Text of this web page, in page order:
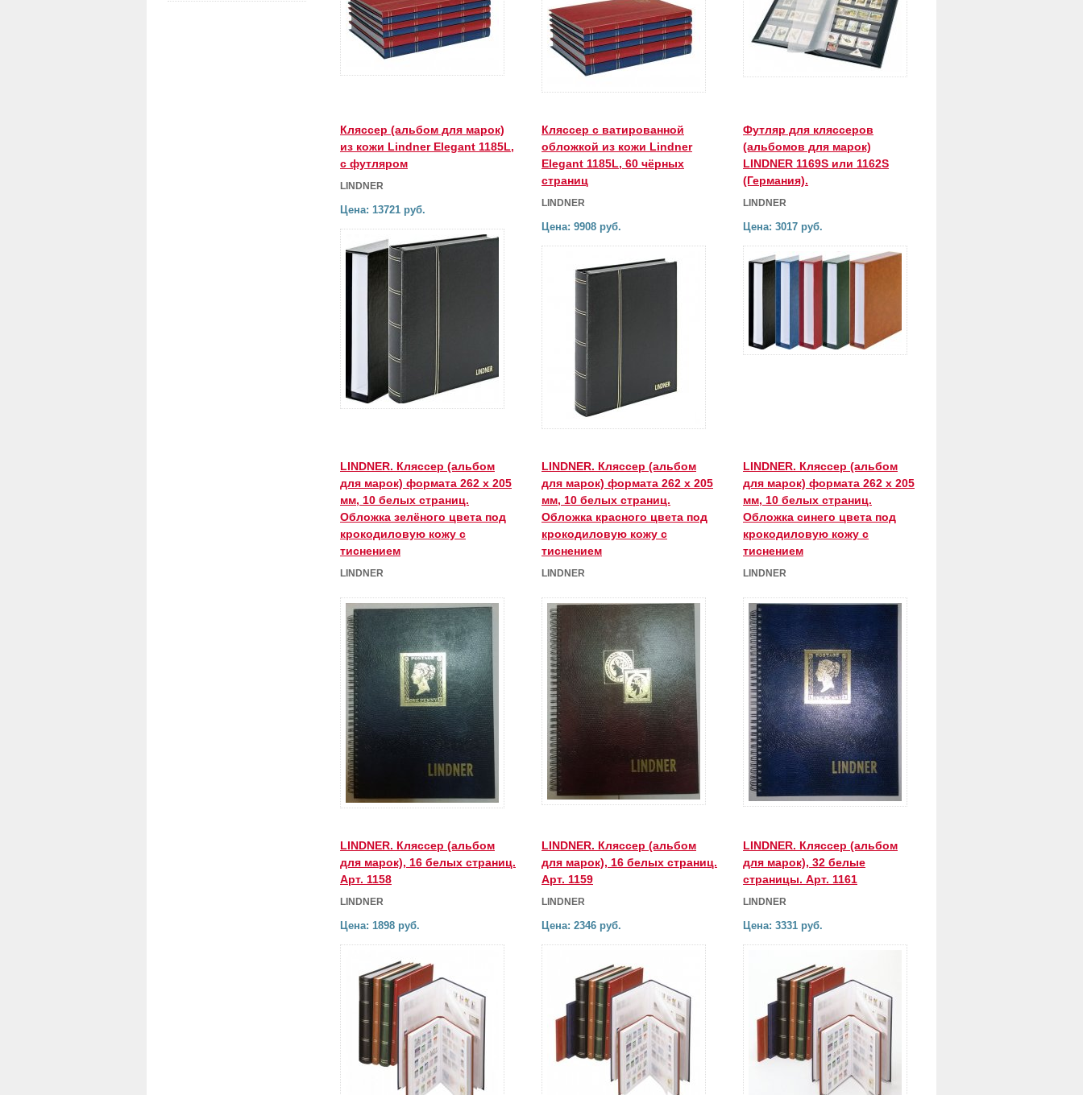
Кляссер (альбом для марок)
из кожи Lindner Elegant 1185L,
с футляром
LINDNER
Цена: 13721 руб.
Кляссер с ватированной
обложкой из кожи Lindner
Elegant 1185L, 60 чёрных
страниц
LINDNER
Цена: 9908 руб.
Футляр для кляссеров
(альбомов для марок)
LINDNER 1169S или 1162S
(Германия).
LINDNER
Цена: 3017 руб.
LINDNER. Кляссер (альбом
для марок) формата 262 x 205
мм, 10 белых страниц.
Обложка зелёного цвета под
крокодиловую кожу с
тиснением
LINDNER
LINDNER. Кляссер (альбом
для марок) формата 262 x 205
мм, 10 белых страниц.
Обложка красного цвета под
крокодиловую кожу с
тиснением
LINDNER
LINDNER. Кляссер (альбом
для марок) формата 262 x 205
мм, 10 белых страниц.
Обложка синего цвета под
крокодиловую кожу с
тиснением
LINDNER
LINDNER. Кляссер (альбом
для марок), 16 белых страниц.
Арт. 1158
LINDNER
Цена: 1898 руб.
LINDNER. Кляссер (альбом
для марок), 16 белых страниц.
Арт. 1159
LINDNER
Цена: 2346 руб.
LINDNER. Кляссер (альбом
для марок), 32 белые
страницы. Арт. 1161
LINDNER
Цена: 3331 руб.